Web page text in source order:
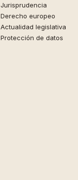
Jurisprudencia
Derecho europeo
Actualidad legislativa
Protección de datos